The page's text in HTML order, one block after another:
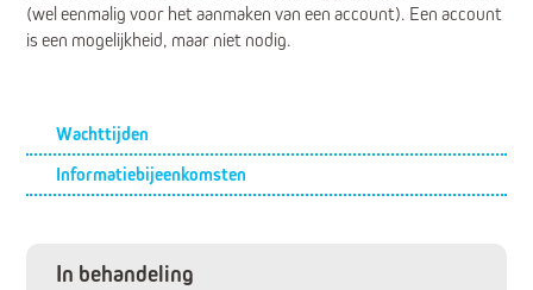
(wel eenmalig voor het aanmaken van een account). Een account
is een mogelijkheid, maar niet nodig.
Submenu
Wachttijden
Informatiebijeenkomsten
In behandeling